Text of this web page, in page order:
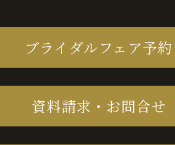
ブライダルフェア予約
資料請求・お問合せ